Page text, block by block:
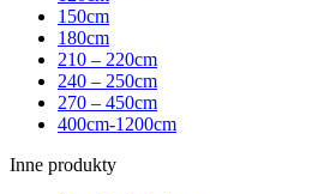
150cm
180cm
210 – 220cm
240 – 250cm
270 – 450cm
400cm-1200cm
Inne produkty